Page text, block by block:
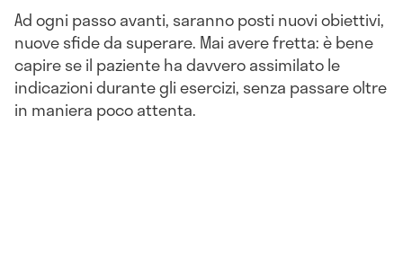
Ad ogni passo avanti, saranno posti nuovi obiettivi,
nuove sfide da superare. Mai avere fretta: è bene
capire se il paziente ha davvero assimilato le
indicazioni durante gli esercizi, senza passare oltre
in maniera poco attenta.